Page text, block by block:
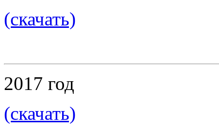
(скачать)
2017 год
(скачать)